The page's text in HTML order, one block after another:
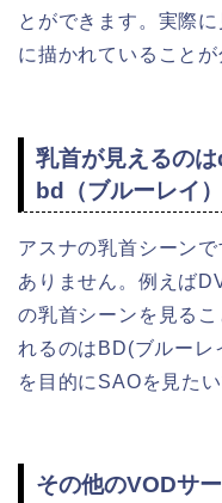
とができます。実際
に描かれていることが
乳首が見えるの
bd（ブルーレイ）
アスナの乳首シーン
ありません。例えば
の乳首シーンを見る
れるのはBD(ブルーレ
を目的にSAOを見た
その他のVODサ